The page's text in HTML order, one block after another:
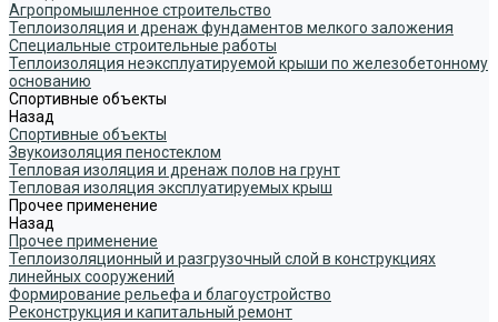
Агропромышленное строительство
Теплоизоляция и дренаж фундаментов мелкого заложения
Специальные строительные работы
Теплоизоляция неэксплуатируемой крыши по железобетонному
основанию
Спортивные объекты
Назад
Спортивные объекты
Звукоизоляция пеностеклом
Тепловая изоляция и дренаж полов на грунт
Тепловая изоляция эксплуатируемых крыш
Прочее применение
Назад
Прочее применение
Теплоизоляционный и разгрузочный слой в конструкциях
линейных сооружений
Формирование рельефа и благоустройство
Реконструкция и капитальный ремонт